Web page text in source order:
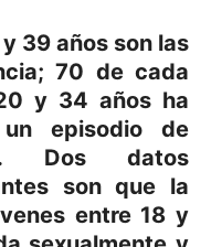
39 años son las
70 de cada
y 34 años ha
episodio de
Dos datos
son que la
entre 18 y